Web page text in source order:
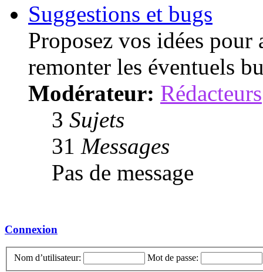
Suggestions et bugs
Proposez vos idées
remonter les éventuels
Modérateur: Rédacteurs
3 Sujets
31 Messages
Pas de message
Connexion
Nom d’utilisateur: Mot de passe: